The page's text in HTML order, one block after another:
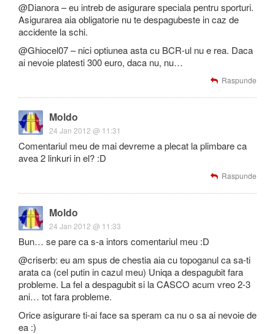
@Dianora – eu intreb de asigurare speciala pentru sporturi.
Asigurarea aia obligatorie nu te despagubeste in caz de
accidente la schi.
@Ghiocel07 – nici optiunea asta cu BCR-ul nu e rea. Daca
ai nevoie platesti 300 euro, daca nu, nu…
Raspunde
Moldo
24 Jan 2012 @ 11:31
Comentariul meu de mai devreme a plecat la plimbare ca
avea 2 linkuri in el? :D
Raspunde
Moldo
24 Jan 2012 @ 11:33
Bun… se pare ca s-a intors comentariul meu :D
@criserb: eu am spus de chestia aia cu topoganul ca sa-ti
arata ca (cel putin in cazul meu) Uniqa a despagubit fara
probleme. La fel a despagubit si la CASCO acum vreo 2-3
ani… tot fara probleme.
Orice asigurare ti-ai face sa speram ca nu o sa ai nevoie de
ea :)